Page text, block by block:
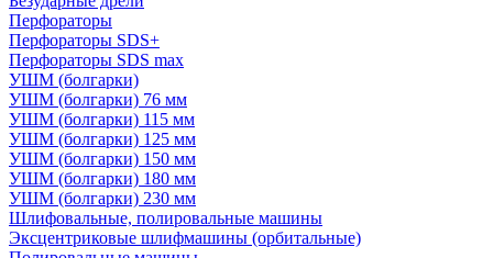
Перфораторы
Перфораторы SDS+
Перфораторы SDS max
УШМ (болгарки)
УШМ (болгарки) 76 мм
УШМ (болгарки) 115 мм
УШМ (болгарки) 125 мм
УШМ (болгарки) 150 мм
УШМ (болгарки) 180 мм
УШМ (болгарки) 230 мм
Шлифовальные, полировальные машины
Эксцентриковые шлифмашины (орбитальные)